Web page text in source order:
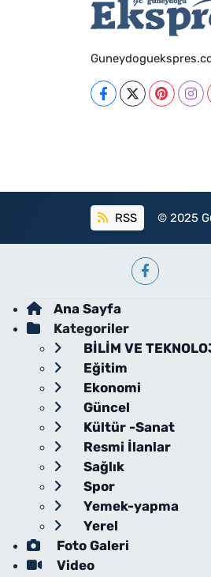
RSS © 2025
Ana Sayfa
Kategoriler
BİLİM VE
Eğitim
Ekonomi
Güncel
Kültür -Sanat
Resmi İlanlar
Sağlık
Spor
Yemek-yapma
Yerel
Foto Galeri
Video